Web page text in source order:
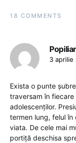
18 COMMENTS
3 aprilie
Exista o punte
traversam în
adolescenților.
termen lung, felul în
viata. De cele mai
portiță deschisa